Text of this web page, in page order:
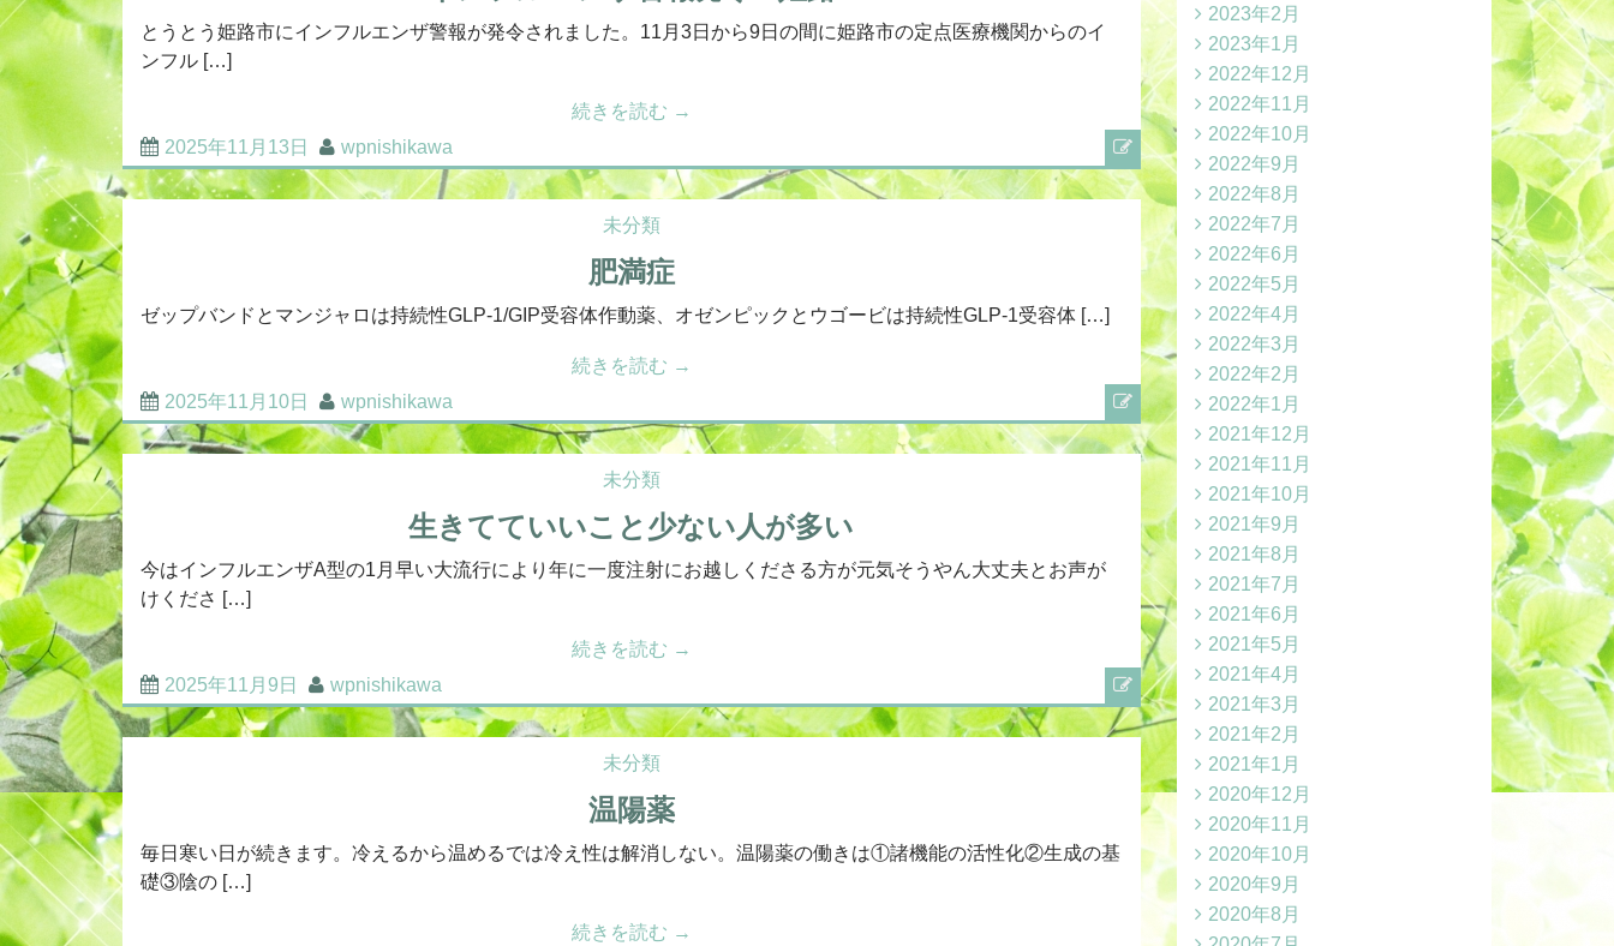
とうとう姫路市にインフルエンザ警報が発令されました。11月3日から9日の間に姫路市の定点医療機関からのイ
ンフル […]
続きを読む →
2025年11月13日
wpnishikawa
未分類
肥満症
ゼップバンドとマンジャロは持続性GLP-1/GIP受容体作動薬、オゼンピックとウゴービは持続性GLP-1受容体 […]
続きを読む →
2025年11月10日
wpnishikawa
未分類
生きてていいこと少ない人が多い
今はインフルエンザA型の1月早い大流行により年に一度注射にお越しくださる方が元気そうやん大丈夫とお声が
けくださ […]
続きを読む →
2025年11月9日
wpnishikawa
未分類
温陽薬
毎日寒い日が続きます。冷えるから温めるでは冷え性は解消しない。温陽薬の働きは①諸機能の活性化②生成の基
礎③陰の […]
続きを読む →
2023年2月
2023年1月
2022年12月
2022年11月
2022年10月
2022年9月
2022年8月
2022年7月
2022年6月
2022年5月
2022年4月
2022年3月
2022年2月
2022年1月
2021年12月
2021年11月
2021年10月
2021年9月
2021年8月
2021年7月
2021年6月
2021年5月
2021年4月
2021年3月
2021年2月
2021年1月
2020年12月
2020年11月
2020年10月
2020年9月
2020年8月